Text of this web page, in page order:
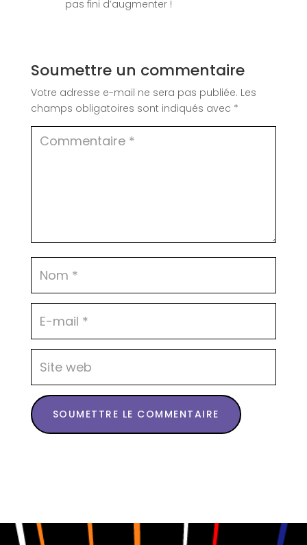
pas fini d’augmenter !
Soumettre un commentaire
Votre adresse e-mail ne sera pas publiée. Les
champs obligatoires sont indiqués avec *
SOUMETTRE LE COMMENTAIRE